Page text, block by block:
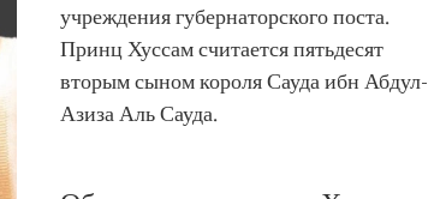
учреждения губернаторского поста.
Принц Хуссам считается пятьдесят
вторым сыном короля Сауда ибн Абдул-
Азиза Аль Сауда.